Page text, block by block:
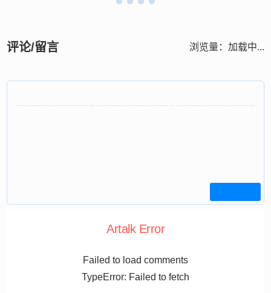
评论/留言 浏览量： 加载中...
Artalk Error
Failed to load comments
TypeError: Failed to fetch